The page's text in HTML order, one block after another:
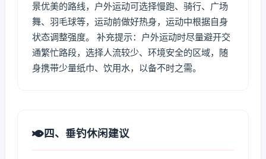
景优美的路线，户外运动可选择慢跑、骑行、广场
舞、羽毛球等，运动前做好热身，运动中根据自身
状态调整强度。 补充提示：户外运动时尽量避开交
通繁忙路段，选择人流较少、环境安全的区域，随
身携带少量纸巾、饮用水，以备不时之需。
四、垂钓休闲建议